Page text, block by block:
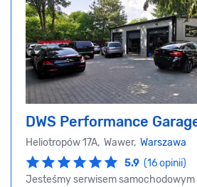
DWS Performance
Heliotropów 17A, Wawer, Warszawa
5.9 (16 opinii)
Jesteśmy serwisem